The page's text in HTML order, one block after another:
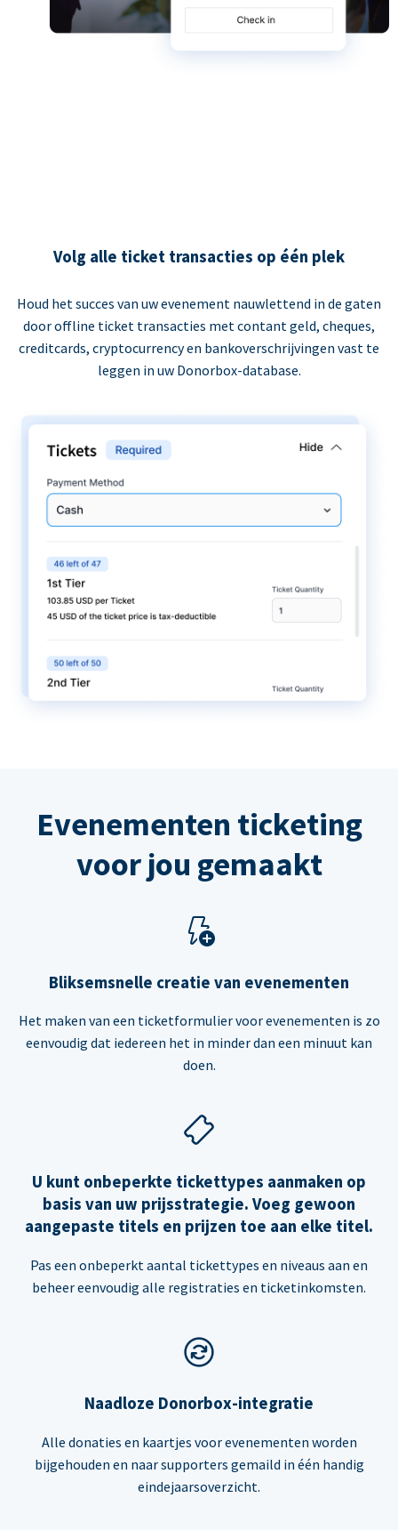
Volg alle ticket transacties op één plek
Houd het succes van uw evenement nauwlettend in de gaten
door offline ticket transacties met contant geld, cheques,
creditcards, cryptocurrency en bankoverschrijvingen vast te
leggen in uw Donorbox-database.
Evenementen ticketing
voor jou gemaakt
Bliksemsnelle creatie van evenementen
Het maken van een ticketformulier voor evenementen is zo
eenvoudig dat iedereen het in minder dan een minuut kan
doen.
U kunt onbeperkte tickettypes aanmaken op
basis van uw prijsstrategie. Voeg gewoon
aangepaste titels en prijzen toe aan elke titel.
Pas een onbeperkt aantal tickettypes en niveaus aan en
beheer eenvoudig alle registraties en ticketinkomsten.
Naadloze Donorbox-integratie
Alle donaties en kaartjes voor evenementen worden
bijgehouden en naar supporters gemaild in één handig
eindejaarsoverzicht.